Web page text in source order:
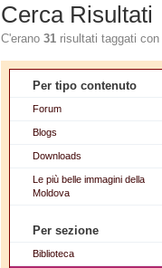
Cerca Risultati
C'erano 31 risultati taggati con
Per tipo contenuto
Forum
Blogs
Downloads
Le più belle immagini della
Moldova
Per sezione
Biblioteca